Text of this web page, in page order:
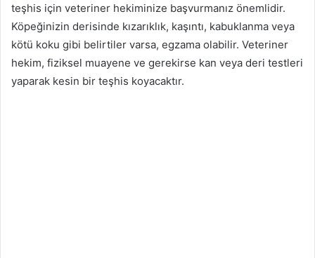
teşhis için veteriner hekiminize başvurmanız önemlidir.
Köpeğinizin derisinde kızarıklık, kaşıntı, kabuklanma veya
kötü koku gibi belirtiler varsa, egzama olabilir. Veteriner
hekim, fiziksel muayene ve gerekirse kan veya deri testleri
yaparak kesin bir teşhis koyacaktır.